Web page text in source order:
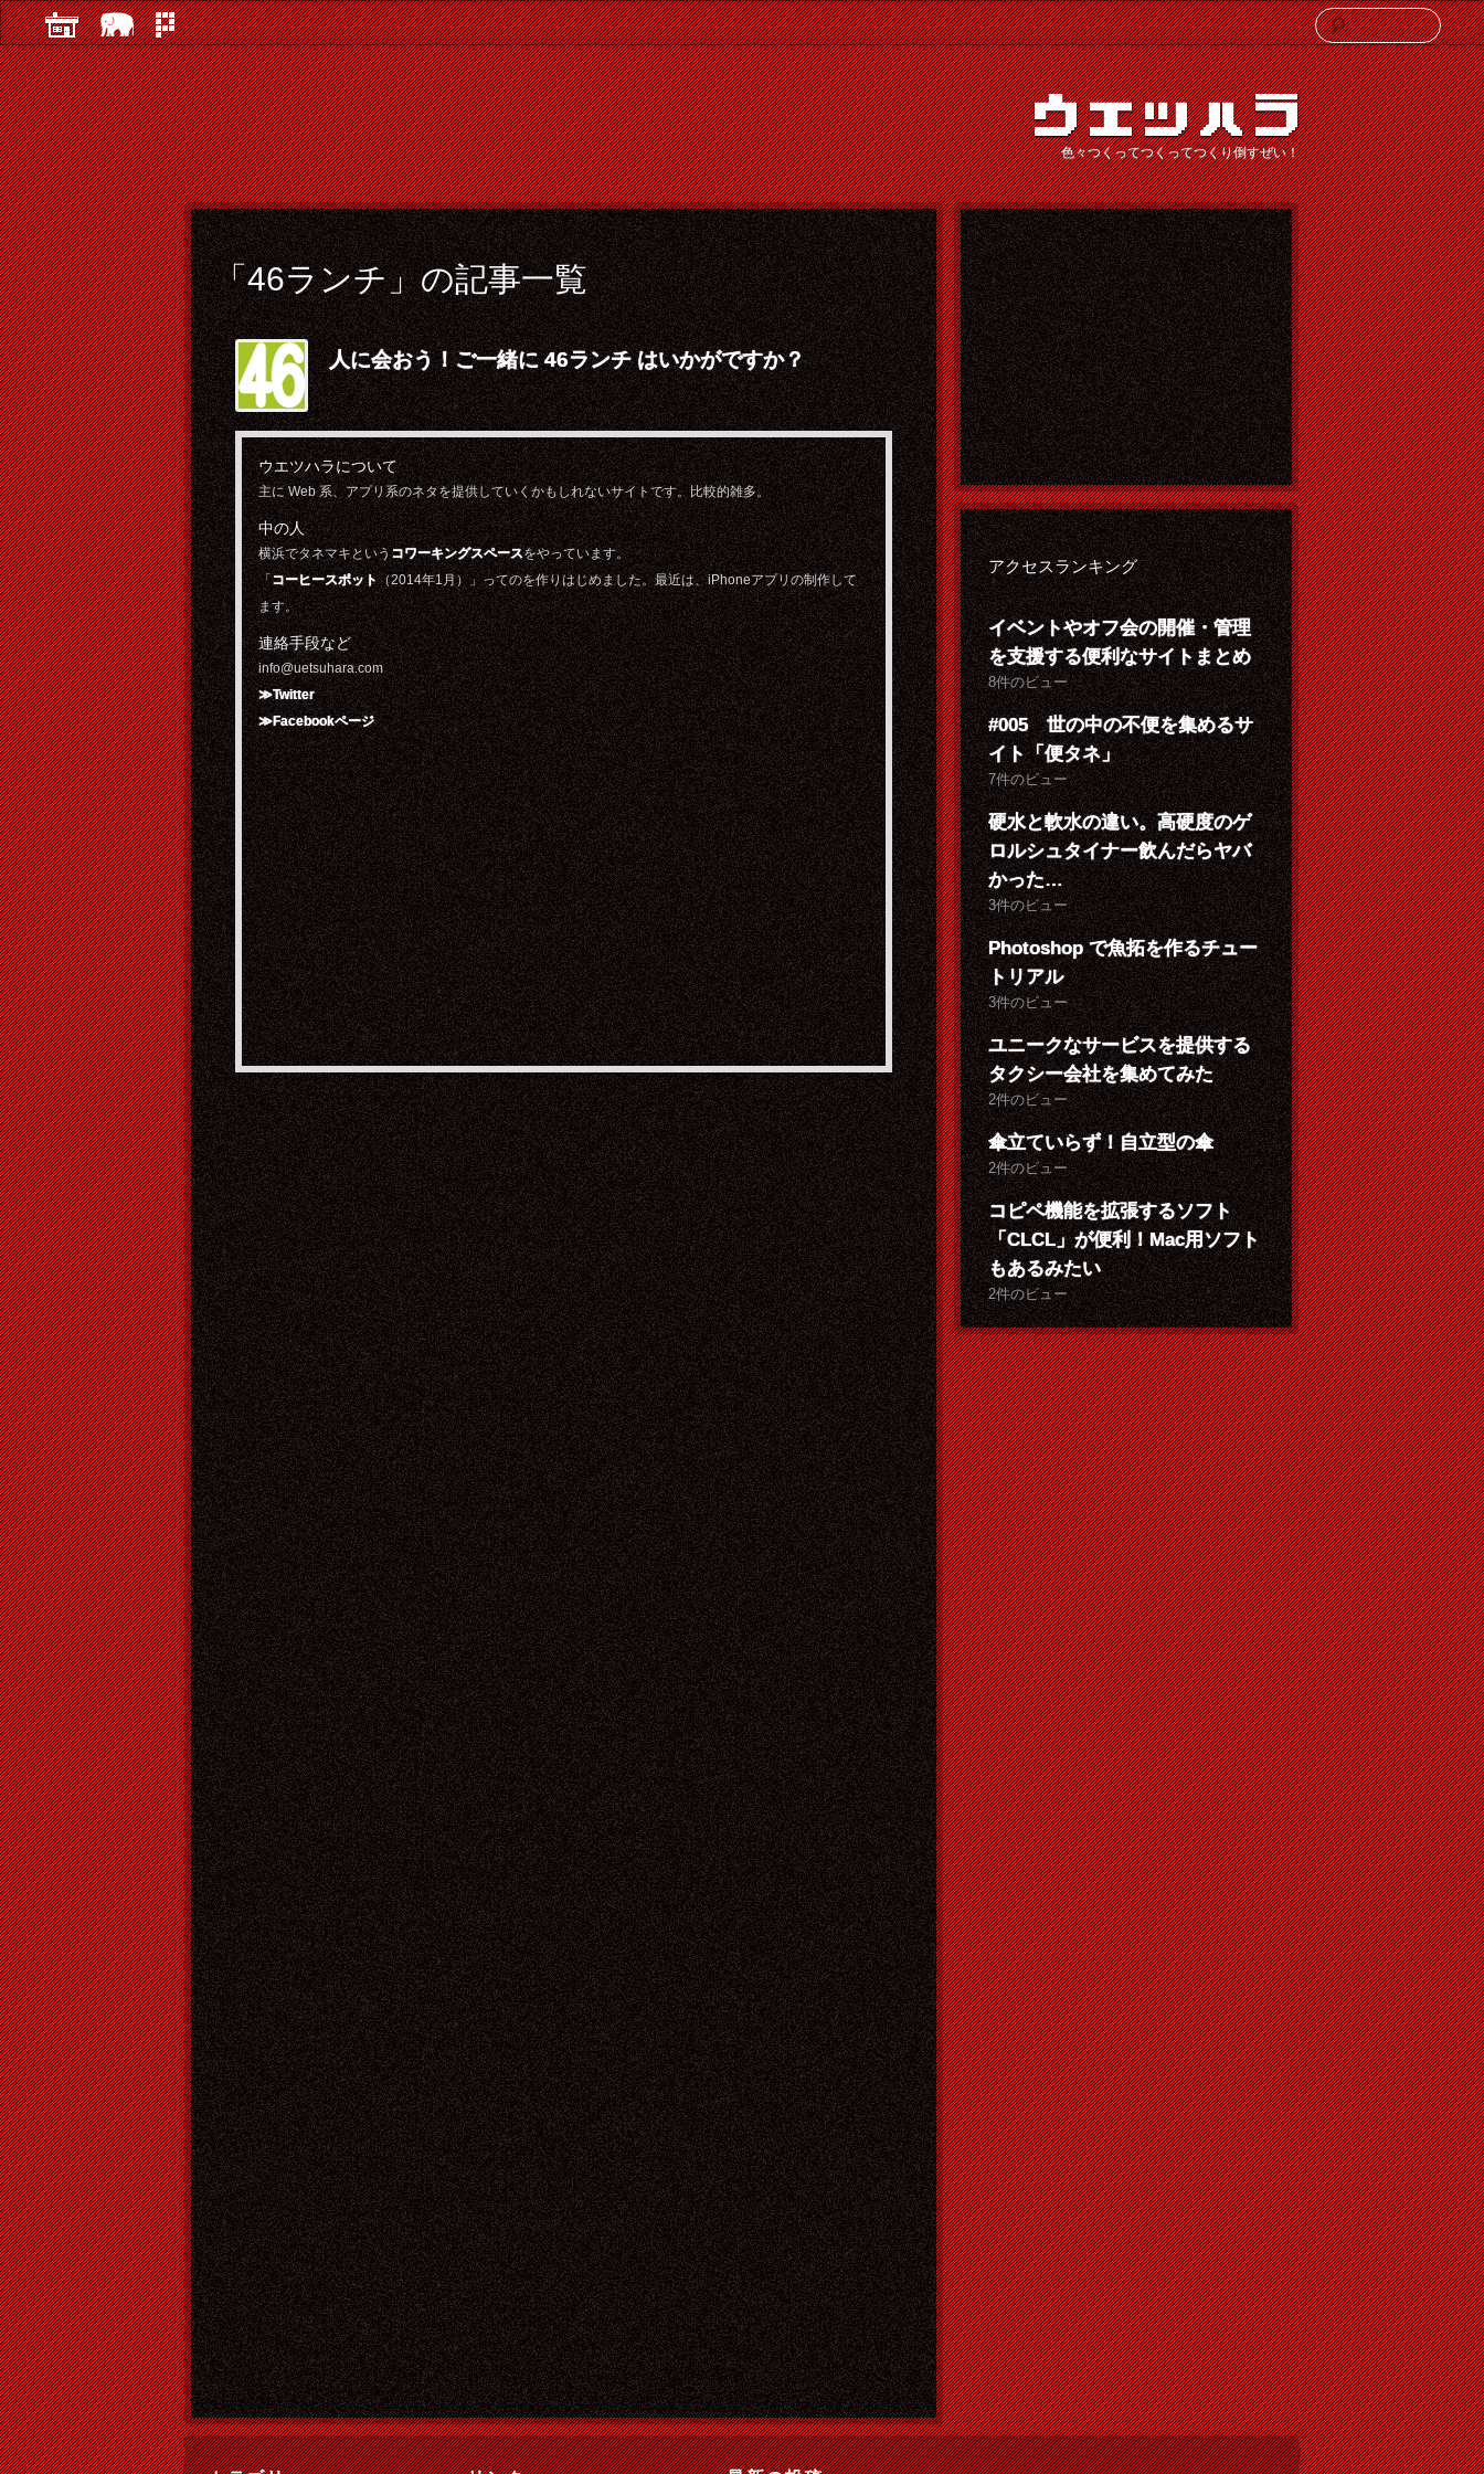
検
索
色々つくってつくってつくり倒すぜい！
「46ランチ」の記事一覧
人に会おう！ご一緒に 46ランチ はいかがですか？
ウエツハラについて
主に Web 系、アプリ系のネタを提供していくかもしれないサイトです。比較的雑多。
中の人
横浜でタネマキというコワーキングスペースをやっています。
「コーヒースポット（2014年1月）」ってのを作りはじめました。最近は、iPhoneアプリの制作して
ます。
連絡手段など
info@uetsuhara.com
≫Twitter
≫Facebookページ
アクセスランキング
イベントやオフ会の開催・管理
を支援する便利なサイトまとめ
8件のビュー
#005 世の中の不便を集めるサ
イト「便タネ」
7件のビュー
硬水と軟水の違い。高硬度のゲ
ロルシュタイナー飲んだらヤバ
かった…
3件のビュー
Photoshop で魚拓を作るチュー
トリアル
3件のビュー
ユニークなサービスを提供する
タクシー会社を集めてみた
2件のビュー
傘立ていらず！自立型の傘
2件のビュー
コピペ機能を拡張するソフト
「CLCL」が便利！Mac用ソフト
もあるみたい
2件のビュー